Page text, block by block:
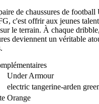
de chaussures de
c'est offrir aux jeunes
le terrain. À chaque
deviennent un véritable
Under Armour
electric tangerine-arden
Orange